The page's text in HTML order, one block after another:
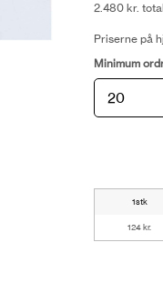
2.480 kr.
Priserne på
Minimum
1stk
124 kr.